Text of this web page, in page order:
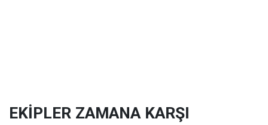
EKİPLER ZAMANA KARŞI